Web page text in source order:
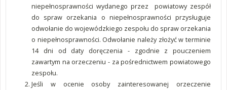
niepełnosprawności wydanego przez powiatowy zespół
do spraw orzekania o niepełnosprawności przysługuje
odwołanie do wojewódzkiego zespołu do spraw orzekania
o niepełnosprawności. Odwołanie należy złożyć w terminie
14 dni od daty doręczenia - zgodnie z pouczeniem
zawartym na orzeczeniu - za pośrednictwem powiatowego
zespołu.
Jeśli w ocenie osoby zainteresowanej orzeczenie